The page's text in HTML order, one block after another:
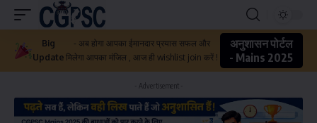
Big
Update
- अब होगा आपका ईमानदार प्रयास सफल और
मिलेगा आपका मंजिल , आज ही wishlist join करें !
अनुशासन पोर्टल
- Mains 2025
- Advertisement -